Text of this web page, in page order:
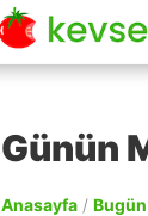
Günün
Anasayfa /